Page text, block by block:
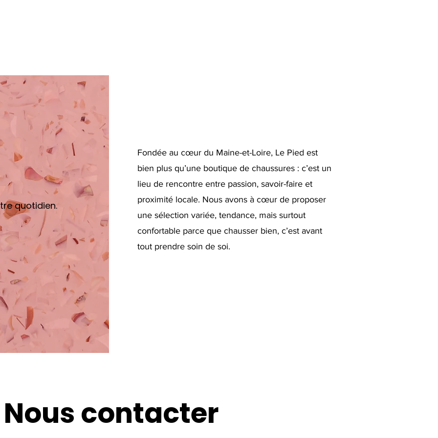
quotidien.
Fondée au cœur du Maine-et-Loire, Le Pied est
bien plus qu’une boutique de chaussures : c’est un
lieu de rencontre entre passion, savoir-faire et
proximité locale. Nous avons à cœur de proposer
une sélection variée, tendance, mais surtout
confortable parce que chausser bien, c’est avant
tout prendre soin de soi.
Nous contacter